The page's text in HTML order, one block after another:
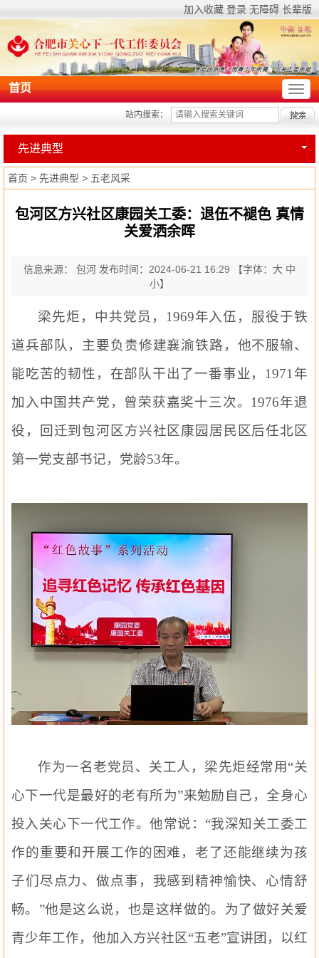
加入收藏 登录 无障碍 长辈版
首页
站内搜索：
先进典型
首页 > 先进典型 > 五老风采
包河区方兴社区康园关工委：退伍不褪色 真情
关爱洒余晖
信息来源： 包河 发布时间：2024-06-21 16:29 【字体： 大 中
小】
梁先炬，中共党员 ， 1969年入伍，服役于铁
道兵部队，主要负责修建襄渝铁路，他不服输、
能吃苦的韧性，在部队干出了一番事业， 1971年
加入中国共产党，曾荣获嘉奖十三次。 1976年退
役，回迁到包河区方兴社区康园居民区后任北区
第一党支部书记，党龄53年。
作为一名老党员、关工人，梁先炬经常用“关
心下一代是最好的老有所为”来勉励自己，全身心
投入关心下一代工作。他常说：“我深知关工委工
作的重要和开展工作的困难，老了还能继续为孩
子们尽点力、做点事，我感到精神愉快、心情舒
畅。”他是这么说，也是这样做的。为了做好关爱
青少年工作，他加入方兴社区“五老”宣讲团，以红